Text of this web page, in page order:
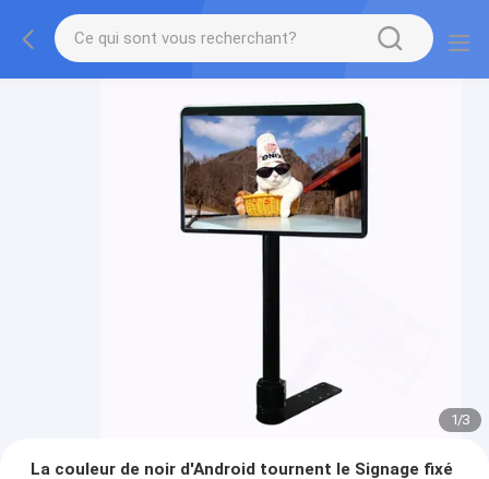
1/3
La couleur de noir d'Android tournent le Signage fixé